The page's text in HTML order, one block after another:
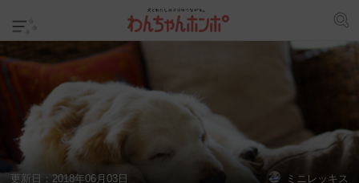
更新日： 2018年06月03日 ミニレッキス